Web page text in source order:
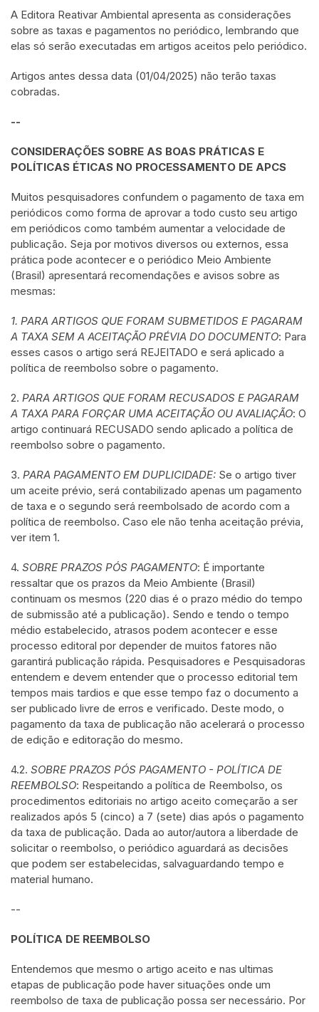
A Editora Reativar Ambiental apresenta as considerações
sobre as taxas e pagamentos no periódico, lembrando que
elas só serão executadas em artigos aceitos pelo periódico.
Artigos antes dessa data (01/04/2025) não terão taxas
cobradas.
--
CONSIDERAÇÕES SOBRE AS BOAS PRÁTICAS E
POLÍTICAS ÉTICAS NO PROCESSAMENTO DE APCS
Muitos pesquisadores confundem o pagamento de taxa em
periódicos como forma de aprovar a todo custo seu artigo
em periódicos como também aumentar a velocidade de
publicação. Seja por motivos diversos ou externos, essa
prática pode acontecer e o periódico Meio Ambiente
(Brasil) apresentará recomendações e avisos sobre as
mesmas:
1. PARA ARTIGOS QUE FORAM SUBMETIDOS E PAGARAM
A TAXA SEM A ACEITAÇÃO PRÉVIA DO DOCUMENTO: Para
esses casos o artigo será REJEITADO e será aplicado a
política de reembolso sobre o pagamento.
2. PARA ARTIGOS QUE FORAM RECUSADOS E PAGARAM
A TAXA PARA FORÇAR UMA ACEITAÇÃO OU AVALIAÇÃO: O
artigo continuará RECUSADO sendo aplicado a política de
reembolso sobre o pagamento.
3. PARA PAGAMENTO EM DUPLICIDADE: Se o artigo tiver
um aceite prévio, será contabilizado apenas um pagamento
de taxa e o segundo será reembolsado de acordo com a
política de reembolso. Caso ele não tenha aceitação prévia,
ver item 1.
4. SOBRE PRAZOS PÓS PAGAMENTO: É importante
ressaltar que os prazos da Meio Ambiente (Brasil)
continuam os mesmos (220 dias é o prazo médio do tempo
de submissão até a publicação). Sendo e tendo o tempo
médio estabelecido, atrasos podem acontecer e esse
processo editoral por depender de muitos fatores não
garantirá publicação rápida. Pesquisadores e Pesquisadoras
entendem e devem entender que o processo editorial tem
tempos mais tardios e que esse tempo faz o documento a
ser publicado livre de erros e verificado. Deste modo, o
pagamento da taxa de publicação não acelerará o processo
de edição e editoração do mesmo.
4.2. SOBRE PRAZOS PÓS PAGAMENTO - POLÍTICA DE
REEMBOLSO: Respeitando a política de Reembolso, os
procedimentos editoriais no artigo aceito começarão a ser
realizados após 5 (cinco) a 7 (sete) dias após o pagamento
da taxa de publicação. Dada ao autor/autora a liberdade de
solicitar o reembolso, o periódico aguardará as decisões
que podem ser estabelecidas, salvaguardando tempo e
material humano.
--
POLÍTICA DE REEMBOLSO
Entendemos que mesmo o artigo aceito e nas ultimas
etapas de publicação pode haver situações onde um
reembolso de taxa de publicação possa ser necessário. Por